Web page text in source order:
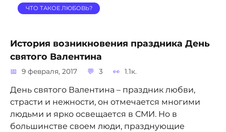
ЧТО ТАКОЕ ЛЮБОВЬ?
История возникновения праздника День
святого Валентина
9 февраля, 2017 3 1.1к.
День святого Валентина – праздник любви,
страсти и нежности, он отмечается многими
людьми и ярко освещается в СМИ. Но в
большинстве своем люди, празднующие